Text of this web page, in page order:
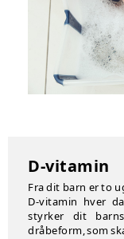
D-vitamin
Fra dit barn er to
D-vitamin hver
styrker dit
dråbeform, som